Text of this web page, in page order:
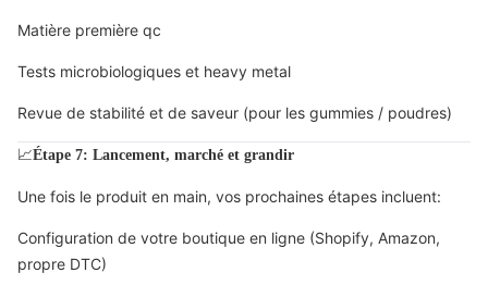
Matière première qc
Tests microbiologiques et heavy metal
Revue de stabilité et de saveur (pour les gummies / poudres)
📈Étape 7: Lancement, marché et grandir
Une fois le produit en main, vos prochaines étapes incluent:
Configuration de votre boutique en ligne (Shopify, Amazon,
propre DTC)